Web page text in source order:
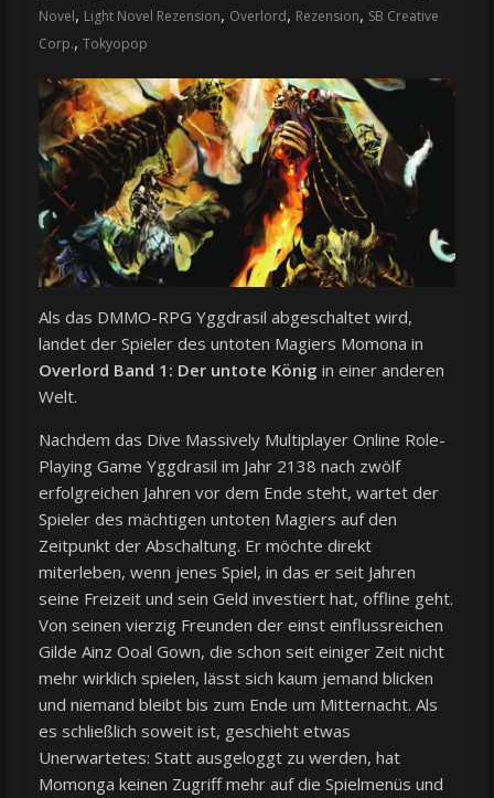
Novel, Light Novel Rezension, Overlord, Rezension, SB Creative
Corp., Tokyopop
Als das DMMO-RPG Yggdrasil abgeschaltet wird,
landet der Spieler des untoten Magiers Momona in
Overlord Band 1: Der untote König in einer anderen
Welt.
Nachdem das Dive Massively Multiplayer Online Role-
Playing Game Yggdrasil im Jahr 2138 nach zwölf
erfolgreichen Jahren vor dem Ende steht, wartet der
Spieler des mächtigen untoten Magiers auf den
Zeitpunkt der Abschaltung. Er möchte direkt
miterleben, wenn jenes Spiel, in das er seit Jahren
seine Freizeit und sein Geld investiert hat, offline geht.
Von seinen vierzig Freunden der einst einflussreichen
Gilde Ainz Ooal Gown, die schon seit einiger Zeit nicht
mehr wirklich spielen, lässt sich kaum jemand blicken
und niemand bleibt bis zum Ende um Mitternacht. Als
es schließlich soweit ist, geschieht etwas
Unerwartetes: Statt ausgeloggt zu werden, hat
Momonga keinen Zugriff mehr auf die Spielmenüs und